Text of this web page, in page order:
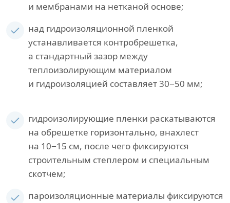
и мембранами на нетканой основе;
над гидроизоляционной пленкой
устанавливается контробрешетка,
а стандартный зазор между
теплоизолирующим материалом
и гидроизоляцией составляет 30−50 мм;
гидроизолирующие пленки раскатываются
на обрешетке горизонтально, внахлест
на 10−15 см, после чего фиксируются
строительным степлером и специальным
скотчем;
пароизоляционные материалы фиксируются